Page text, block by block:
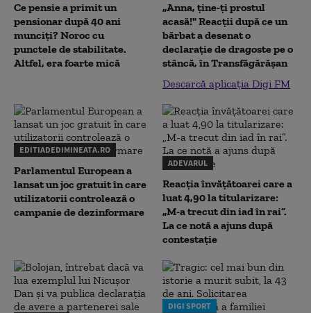
Ce pensie a primit un
pensionar după 40 ani
munciți? Noroc cu
punctele de stabilitate.
Altfel, era foarte mică
„Anna, ţine-ţi prostul
acasă!" Reacţii după ce un
bărbat a desenat o
declaraţie de dragoste pe o
stâncă, în Transfăgărăşan
Descarcă aplicația Digi FM
EDITIADEDIMINEATA.RO
Parlamentul European a
lansat un joc gratuit în care
utilizatorii controlează o
campanie de dezinformare
ADEVARUL
Reacția învățătoarei care a
luat 4,90 la titularizare:
„M-a trecut din iad în rai”.
La ce notă a ajuns după
contestație
DIGI SPORT